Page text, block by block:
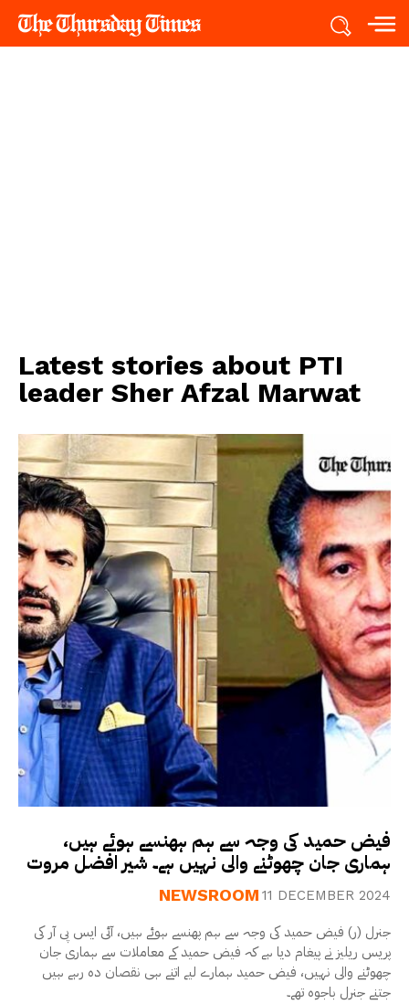
Latest stories about PTI
leader Sher Afzal Marwat
فیض حمید کی وجہ سے ہم ہھنسے ہوئے ہیں،
ہماری جان چھوٹنے والی نہیں ہے۔ شیر افضل مروت
NEWSROOM 11 DECEMBER 2024
جنرل (ر) فیض حمید کی وجہ سے ہم پھنسے ہوئے ہیں، آئی ایس پی آر کی
پریس ریلیز نے پیغام دیا ہے کہ فیض حمید کے معاملات سے ہماری جان
چھوٹنے والی نہیں، فیض حمید ہمارے لیے اتنے ہی نقصان دہ رہے ہیں
جتنے جنرل باجوہ تھے۔